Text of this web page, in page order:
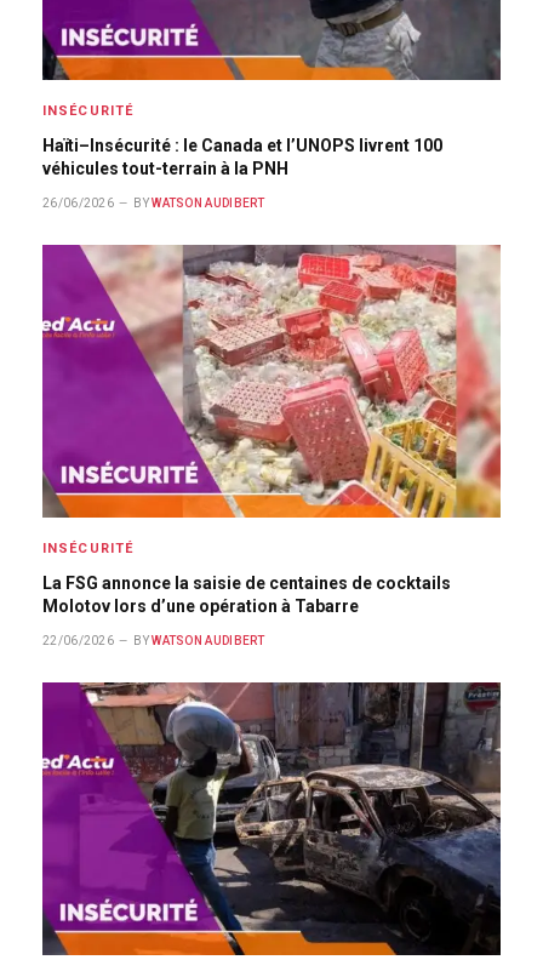
INSÉCURITÉ
Haïti–Insécurité : le Canada et l’UNOPS livrent 100
véhicules tout-terrain à la PNH
26/06/2026 BY WATSON AUDIBERT
INSÉCURITÉ
La FSG annonce la saisie de centaines de cocktails
Molotov lors d’une opération à Tabarre
22/06/2026 BY WATSON AUDIBERT